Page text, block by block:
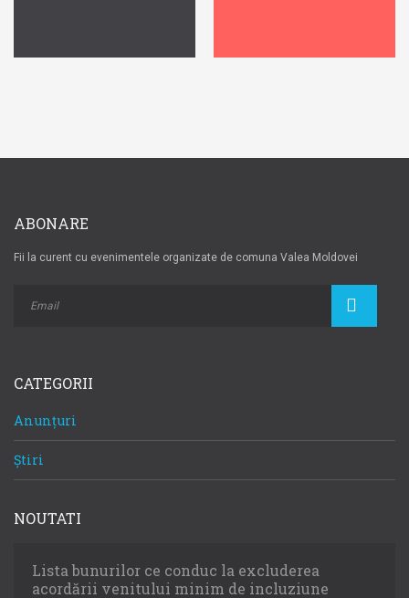
ABONARE
Fii la curent cu evenimentele organizate de comuna Valea Moldovei
CATEGORII
Anunțuri
Știri
NOUTATI
Lista bunurilor ce conduc la excluderea
acordării venitului minim de incluziune